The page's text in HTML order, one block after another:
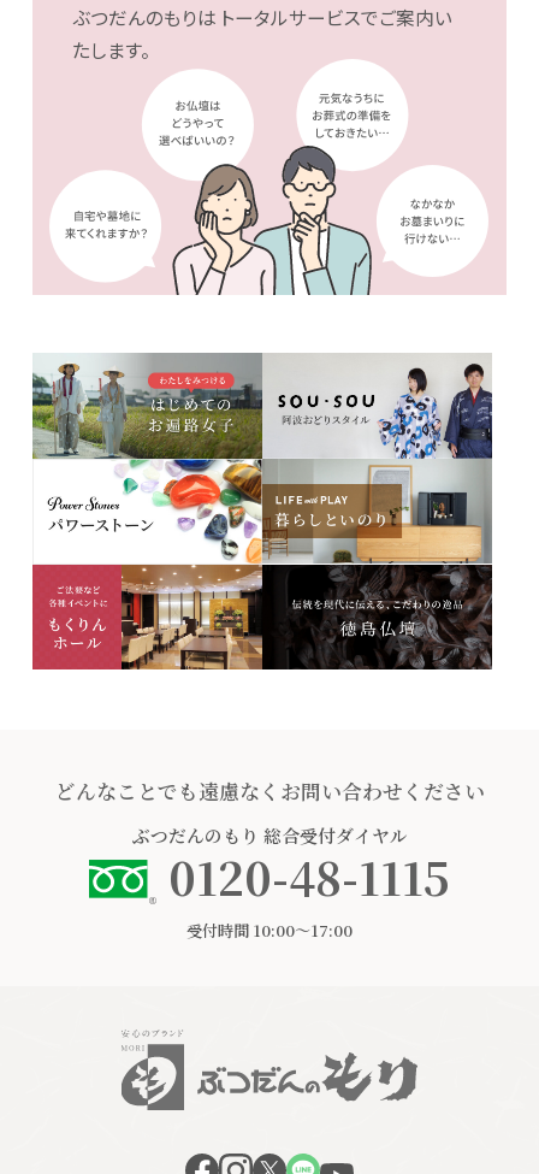
ぶつだんのもりは トータルサービスでご案内い
たします。
どんなことでも遠慮なくお問い合わせください
ぶつだんのもり 総合受付ダイヤル
0120-48-1115
受付時間 10:00〜17:00